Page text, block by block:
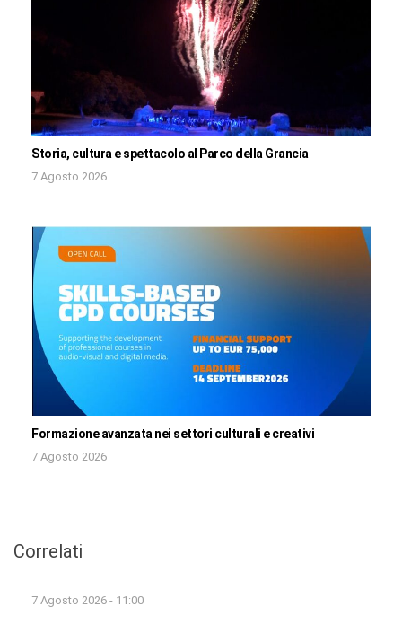
Storia, cultura e spettacolo al Parco della Grancia
7 Agosto 2026
Formazione avanzata nei settori culturali e creativi
7 Agosto 2026
Correlati
7 Agosto 2026 - 11:00